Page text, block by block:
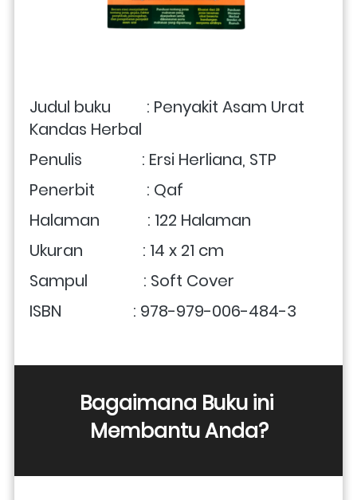
Judul buku         : Penyakit Asam Urat
Kandas Herbal
Penulis               : Ersi Herliana, STP
Penerbit             : Qaf
Halaman            : 122 Halaman
Ukuran               : 14 x 21 cm
Sampul              : Soft Cover
ISBN                  : 978-979-006-484-3
Bagaimana Buku ini
Membantu Anda?